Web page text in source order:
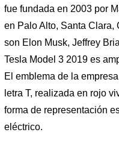
fue fundada en 2003 por
en Palo Alto, Santa Clara,
son Elon Musk, Jeffrey
Tesla Model 3 2019 es
El emblema de la
letra T, realizada en rojo
forma de representación
eléctrico.